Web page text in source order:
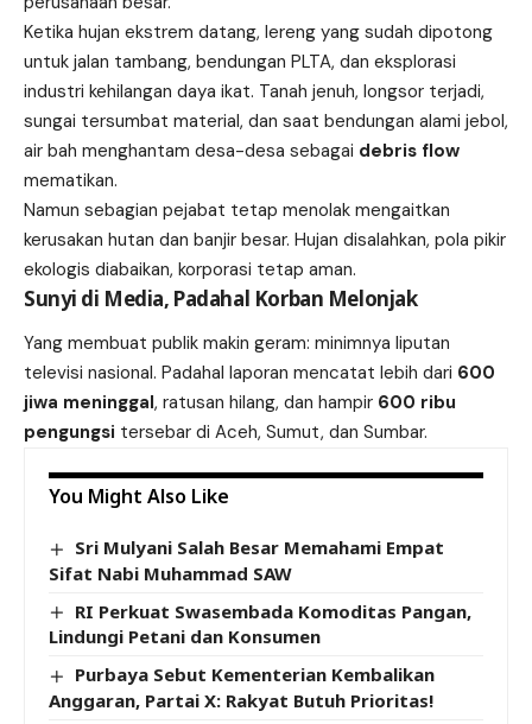
Ketika hujan ekstrem datang, lereng yang sudah dipotong
untuk jalan tambang, bendungan PLTA, dan eksplorasi
industri kehilangan daya ikat. Tanah jenuh, longsor terjadi,
sungai tersumbat material, dan saat bendungan alami jebol,
air bah menghantam desa-desa sebagai debris flow
mematikan.
Namun sebagian pejabat tetap menolak mengaitkan
kerusakan hutan dan banjir besar. Hujan disalahkan, pola pikir
ekologis diabaikan, korporasi tetap aman.
Sunyi di Media, Padahal Korban Melonjak
Yang membuat publik makin geram: minimnya liputan
televisi nasional. Padahal laporan mencatat lebih dari 600
jiwa meninggal, ratusan hilang, dan hampir 600 ribu
pengungsi tersebar di Aceh, Sumut, dan Sumbar.
You Might Also Like
Sri Mulyani Salah Besar Memahami Empat
Sifat Nabi Muhammad SAW
RI Perkuat Swasembada Komoditas Pangan,
Lindungi Petani dan Konsumen
Purbaya Sebut Kementerian Kembalikan
Anggaran, Partai X: Rakyat Butuh Prioritas!